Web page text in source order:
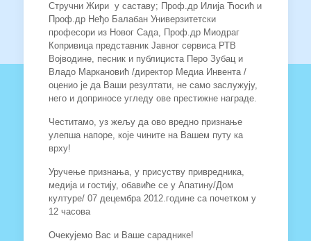
Стручни Жири у саставу; Проф.др Илија Ћосић и
Проф.др Неђо Балабан Универзитетски
професори из Новог Сада, Проф.др Миодраг
Копривица представник Јавног сервиса РТВ
Војводине, песник и публициста Перо Зубац и
Владо Маркановић /директор Медиа Инвента /
оценио је да Ваши резултати, не само заслужују,
него и доприносе угледу ове престижне награде.
Честитамо, уз жељу да ово вредно признање
улепша напоре, које чините на Вашем путу ка
врху!
Уручење признања, у присуству привредника,
медија и гостију, обавиће се у Апатину/Дом
културе/ 07 децембра 2012.године са почетком у
12 часова
Очекујемо Вас и Ваше сараднике!